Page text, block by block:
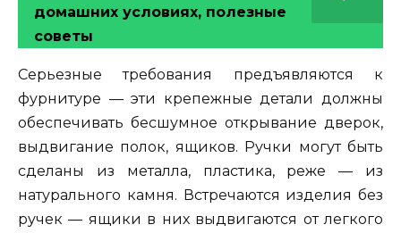
домашних условиях, полезные
советы
Серьезные требования предъявляются к
фурнитуре — эти крепежные детали должны
обеспечивать бесшумное открывание дверок,
выдвигание полок, ящиков. Ручки могут быть
сделаны из металла, пластика, реже — из
натурального камня. Встречаются изделия без
ручек — ящики в них выдвигаются от легкого